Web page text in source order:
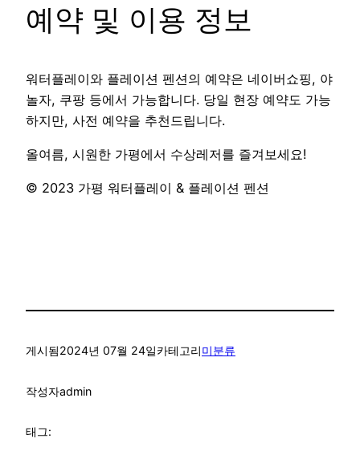
예약 및 이용 정보
워터플레이와 플레이션 펜션의 예약은 네이버쇼핑, 야
놀자, 쿠팡 등에서 가능합니다. 당일 현장 예약도 가능
하지만, 사전 예약을 추천드립니다.
올여름, 시원한 가평에서 수상레저를 즐겨보세요!
© 2023 가평 워터플레이 & 플레이션 펜션
게시됨2024년 07월 24일카테고리미분류
작성자admin
태그: